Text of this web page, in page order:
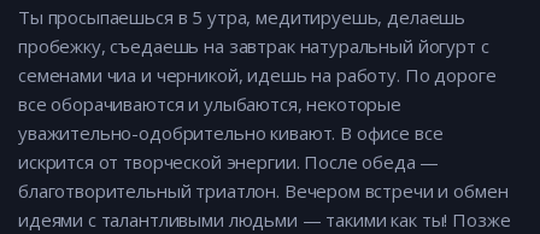
Ты просыпаешься в 5 утра, медитируешь, делаешь
пробежку, съедаешь на завтрак натуральный йогурт с
семенами чиа и черникой, идешь на работу. По дороге
все оборачиваются и улыбаются, некоторые
уважительно-одобрительно кивают. В офисе все
искрится от творческой энергии. После обеда —
благотворительный триатлон. Вечером встречи и обмен
идеями с талантливыми людьми — такими как ты! Позже